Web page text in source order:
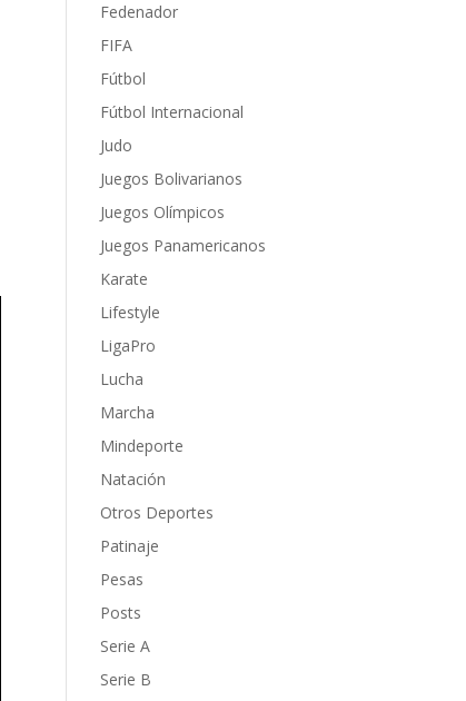
Fedenador
FIFA
Fútbol
Fútbol Internacional
Judo
Juegos Bolivarianos
Juegos Olímpicos
Juegos Panamericanos
Karate
Lifestyle
LigaPro
Lucha
Marcha
Mindeporte
Natación
Otros Deportes
Patinaje
Pesas
Posts
Serie A
Serie B